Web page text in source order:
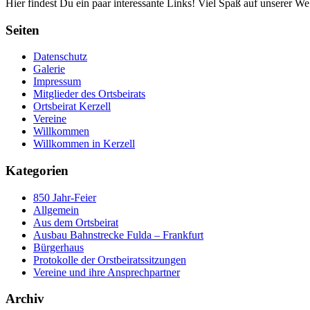
Hier findest Du ein paar interessante Links! Viel Spaß auf unserer
Seiten
Datenschutz
Galerie
Impressum
Mitglieder des Ortsbeirats
Ortsbeirat Kerzell
Vereine
Willkommen
Willkommen in Kerzell
Kategorien
850 Jahr-Feier
Allgemein
Aus dem Ortsbeirat
Ausbau Bahnstrecke Fulda – Frankfurt
Bürgerhaus
Protokolle der Orstbeiratssitzungen
Vereine und ihre Ansprechpartner
Archiv